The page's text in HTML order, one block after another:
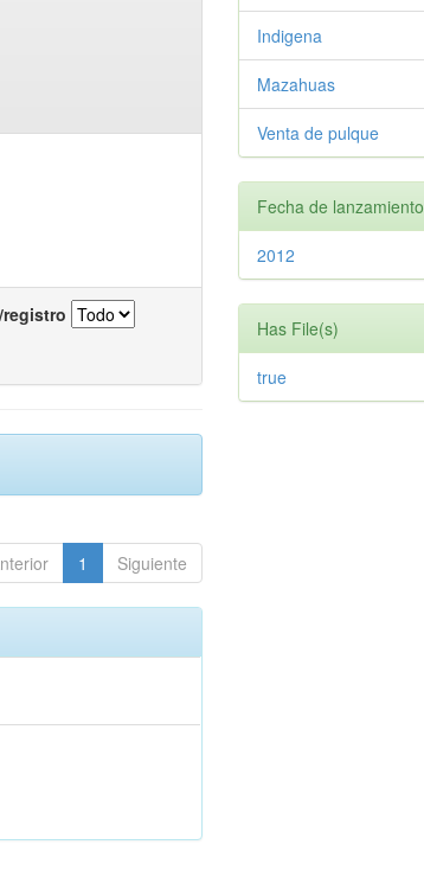
1 Siguiente
Indigena
Mazahuas
Venta de pulque
Fecha de lanzamiento
2012
Has File(s)
true